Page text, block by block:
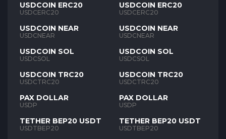
USDCOIN ERC20
USDCERC20
USDCOIN NEAR
USDCNEAR
USDCOIN SOL
USDCSOL
USDCOIN TRC20
USDCTRC20
PAX DOLLAR
USDP
TETHER BEP20 USDT
USDTBEP20
USDCOIN ERC20
USDCERC20
USDCOIN NEAR
USDCNEAR
USDCOIN SOL
USDCSOL
USDCOIN TRC20
USDCTRC20
PAX DOLLAR
USDP
TETHER BEP20 USDT
USDTBEP20